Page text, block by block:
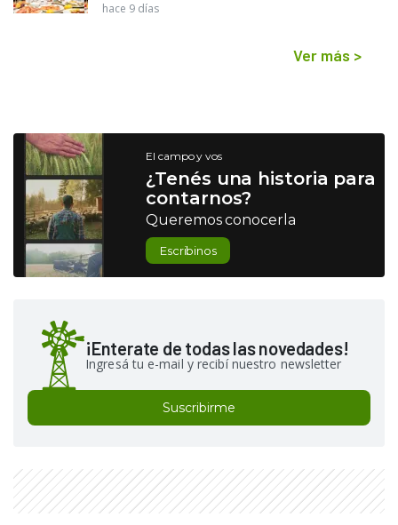
hace 9 días
Ver más >
El campo y vos
¿Tenés una historia para
contarnos?
Queremos conocerla
Escribinos
¡Enterate de todas las novedades!
Ingresá tu e-mail y recibí nuestro newsletter
Suscribirme